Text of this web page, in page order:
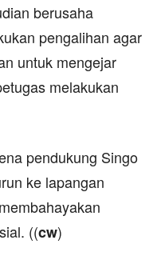
berusaha
pengalihan agar
untuk mengejar
melakukan
pendukung Singo
ke lapangan
((cw)